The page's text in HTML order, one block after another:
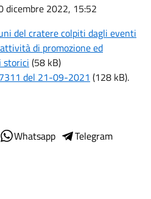
dicembre 2022, 15:52
del cratere colpiti dagli eventi
di promozione ed
storici (58 kB)
del 21-09-2021 (128 kB).
Whatsapp
Telegram